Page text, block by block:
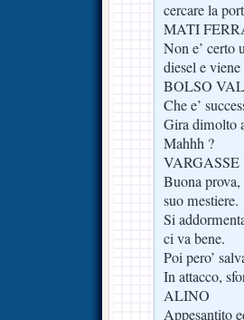
cercare la
MATI
Non e’ certo
diesel e
BOLSO
Che e’
Gira dimolto
Mahhh ?
VARGASSE
Buona
suo mestiere.
Si
ci va bene.
Poi pero’
In attacco,
ALINO
Appesantito